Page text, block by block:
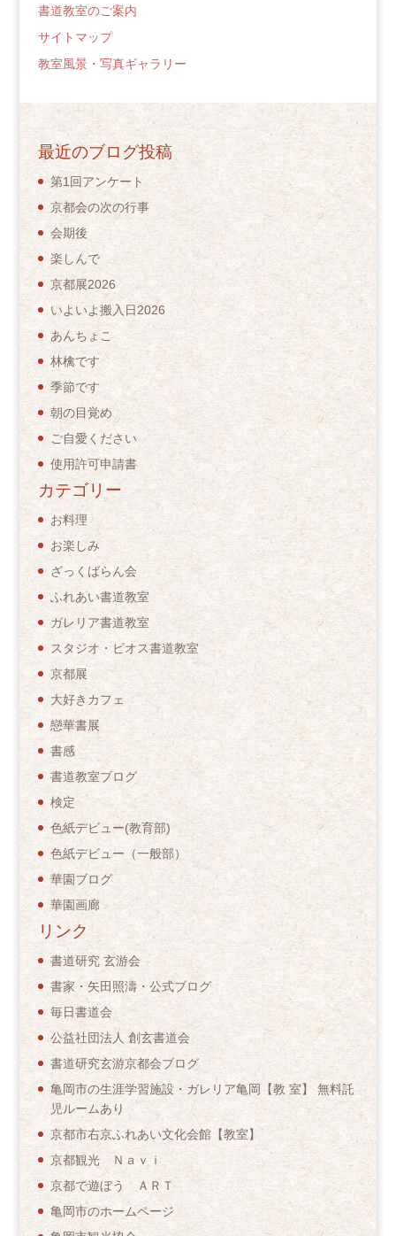
書道教室のご案内
サイトマップ
教室風景・写真ギャラリー
最近のブログ投稿
第1回アンケート
京都会の次の行事
会期後
楽しんで
京都展2026
いよいよ搬入日2026
あんちょこ
林檎です
季節です
朝の目覚め
ご自愛ください
使用許可申請書
カテゴリー
お料理
お楽しみ
ざっくばらん会
ふれあい書道教室
ガレリア書道教室
スタジオ・ビオス書道教室
京都展
大好きカフェ
戀華書展
書感
書道教室ブログ
検定
色紙デビュー(教育部)
色紙デビュー（一般部）
華園ブログ
華園画廊
リンク
書道研究 玄游会
書家・矢田照濤・公式ブログ
毎日書道会
公益社団法人 創玄書道会
書道研究玄游京都会ブログ
亀岡市の生涯学習施設・ガレリア亀岡【教 室】 無料託
児ルームあり
京都市右京ふれあい文化会館【教室】
京都観光 Ｎａｖｉ
京都で遊ぼう ＡＲＴ
亀岡市のホームページ